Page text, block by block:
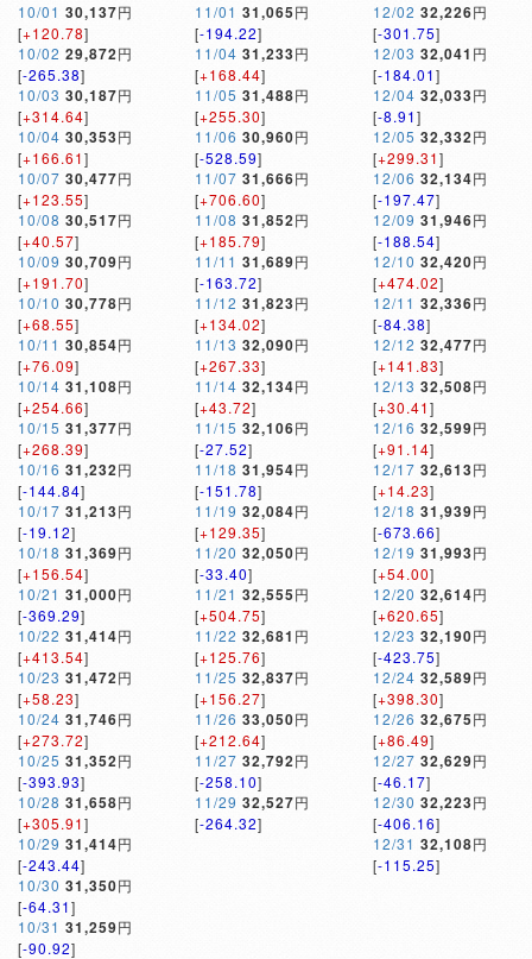
10/01 30,137円
[+120.78]
10/02 29,872円
[-265.38]
10/03 30,187円
[+314.64]
10/04 30,353円
[+166.61]
10/07 30,477円
[+123.55]
10/08 30,517円
[+40.57]
10/09 30,709円
[+191.70]
10/10 30,778円
[+68.55]
10/11 30,854円
[+76.09]
10/14 31,108円
[+254.66]
10/15 31,377円
[+268.39]
10/16 31,232円
[-144.84]
10/17 31,213円
[-19.12]
10/18 31,369円
[+156.54]
10/21 31,000円
[-369.29]
10/22 31,414円
[+413.54]
10/23 31,472円
[+58.23]
10/24 31,746円
[+273.72]
10/25 31,352円
[-393.93]
10/28 31,658円
[+305.91]
10/29 31,414円
[-243.44]
10/30 31,350円
[-64.31]
10/31 31,259円
[-90.92]
11/01 31,065円
[-194.22]
11/04 31,233円
[+168.44]
11/05 31,488円
[+255.30]
11/06 30,960円
[-528.59]
11/07 31,666円
[+706.60]
11/08 31,852円
[+185.79]
11/11 31,689円
[-163.72]
11/12 31,823円
[+134.02]
11/13 32,090円
[+267.33]
11/14 32,134円
[+43.72]
11/15 32,106円
[-27.52]
11/18 31,954円
[-151.78]
11/19 32,084円
[+129.35]
11/20 32,050円
[-33.40]
11/21 32,555円
[+504.75]
11/22 32,681 円
[+125.76]
11/25 32,837円
[+156.27]
11/26 33,050円
[+212.64]
11/27 32,792円
[-258.10]
11/29 32,527円
[-264.32]
12/02 32,226円
[-301.75]
12/03 32,041 円
[-184.01]
12/04 32,033円
[-8.91]
12/05 32,332円
[+299.31]
12/06 32,134円
[-197.47]
12/09 31,946円
[-188.54]
12/10 32,420円
[+474.02]
12/11 32,336円
[-84.38]
12/12 32,477円
[+141.83]
12/13 32,508円
[+30.41]
12/16 32,599円
[+91.14]
12/17 32,613円
[+14.23]
12/18 31,939円
[-673.66]
12/19 31,993円
[+54.00]
12/20 32,614円
[+620.65]
12/23 32,190円
[-423.75]
12/24 32,589円
[+398.30]
12/26 32,675円
[+86.49]
12/27 32,629円
[-46.17]
12/30 32,223円
[-406.16]
12/31 32,108円
[-115.25]